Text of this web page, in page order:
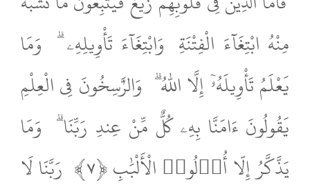
مِنْهُ ابْتِغَآءَ الْفِتْنَةِ وَابْتِغَآءَ تَأْوِيلِهِۦ ۗ وَمَا
يَعْلَمُ تَأْوِيلَهُۥٓ إِلَّا اللّٰهُ ۗ وَالرَّٰسِخُونَ فِى الْعِلْمِ
يَقُولُونَ ءَامَنَّا بِهِۦ كُلٌّ مِّنْ عِندِ رَبِّنَا ۗ وَمَا
يَذَّكَّرُ إِلّا أُو۟لُوا۟ الْأَلْبَٰبِ ﴿٧﴾
رَبَّنَا لَا